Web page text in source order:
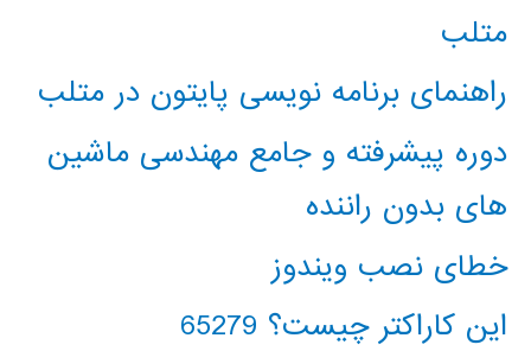
متلب
راهنمای برنامه نویسی پایتون در متلب
دوره پیشرفته و جامع مهندسی ماشین
های بدون راننده
خطای نصب ویندوز
این کاراکتر چیست؟ 65279